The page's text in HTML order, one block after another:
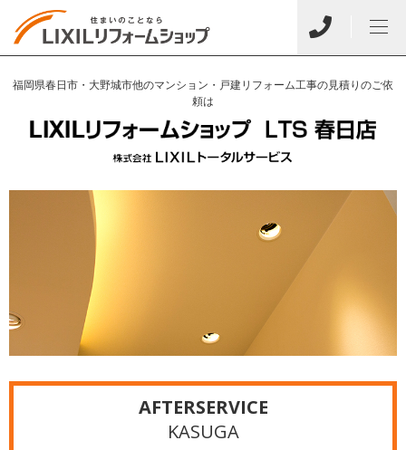
福岡県春日市・大野城市他のマンション・戸建リフォーム工事の見積りのご依
頼は
AFTERSERVICE
KASUGA